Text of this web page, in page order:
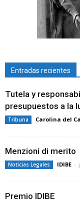
Entradas recientes
Tutela y
presupuestos a la
Tribuna Carolina del
Menzioni di merito
Noticias Legales IDIBE -
Premio IDIBE